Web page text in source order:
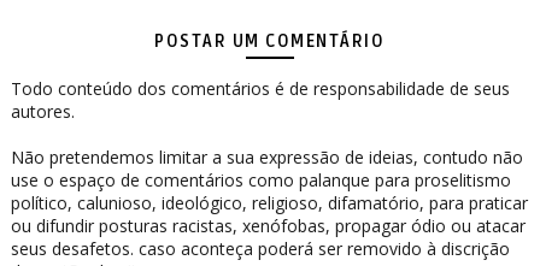
POSTAR UM COMENTÁRIO
Todo conteúdo dos comentários é de responsabilidade de seus
autores.
Não pretendemos limitar a sua expressão de ideias, contudo não
use o espaço de comentários como palanque para proselitismo
político, calunioso, ideológico, religioso, difamatório, para praticar
ou difundir posturas racistas, xenófobas, propagar ódio ou atacar
seus desafetos. caso aconteça poderá ser removido à discrição